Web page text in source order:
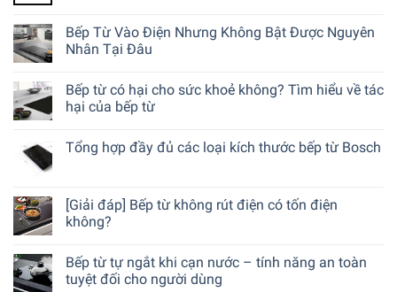
Bếp Từ Vào Điện Nhưng Không Bật Được Nguyên
Nhân Tại Đâu
Bếp từ có hại cho sức khoẻ không? Tìm hiểu về tác
hại của bếp từ
Tổng hợp đầy đủ các loại kích thước bếp từ Bosch
[Giải đáp] Bếp từ không rút điện có tốn điện
không?
Bếp từ tự ngắt khi cạn nước – tính năng an toàn
tuyệt đối cho người dùng